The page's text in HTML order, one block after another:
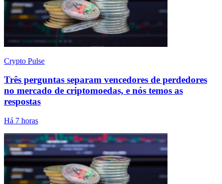
Crypto Pulse
Três perguntas separam vencedores de perdedores
no mercado de criptomoedas, e nós temos as
respostas
Há 7 horas